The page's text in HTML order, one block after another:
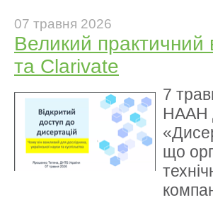
07 травня 2026
Великий практичний
та Clarivate
7
НААН
що